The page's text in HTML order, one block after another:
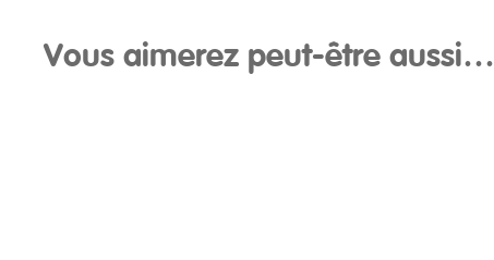
Vous aimerez peut-être aussi…